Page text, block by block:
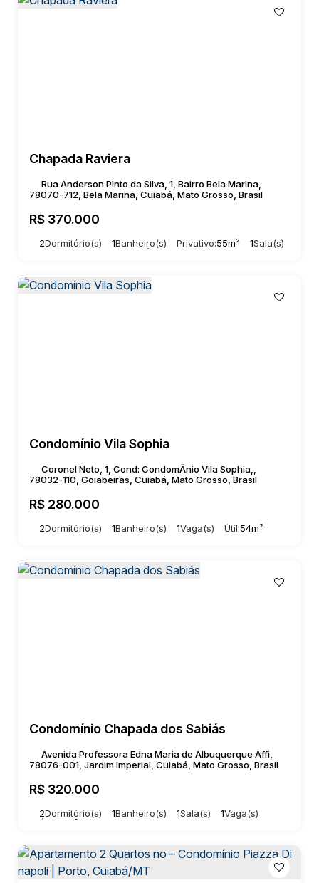
Chapada Raviera
R$ 370.000
Rua Anderson Pinto da Silva, 1, Bairro Bela Marina,
78070-712, Bela Marina, Cuiabá, Mato Grosso, Brasil
2Dormitório(s) 1Banheiro(s) Privativo:55m² 1Sala(s)
55m² Útil: 55m²
Condomínio Vila Sophia
R$ 280.000
Coronel Neto, 1, Cond: CondomÃnio Vila Sophia,,
78032-110, Goiabeiras, Cuiabá, Mato Grosso, Brasil
2Dormitório(s) 1Banheiro(s) 1Vaga(s) Útil:54m²
Condomínio Chapada dos Sabiás
R$ 320.000
Avenida Professora Edna Maria de Albuquerque Affi,
78076-001, Jardim Imperial, Cuiabá, Mato Grosso, Brasil
2Dormitório(s) 1Banheiro(s) 1Sala(s) 1Vaga(s)
Útil:
42m²